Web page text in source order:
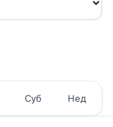
Суб Нед